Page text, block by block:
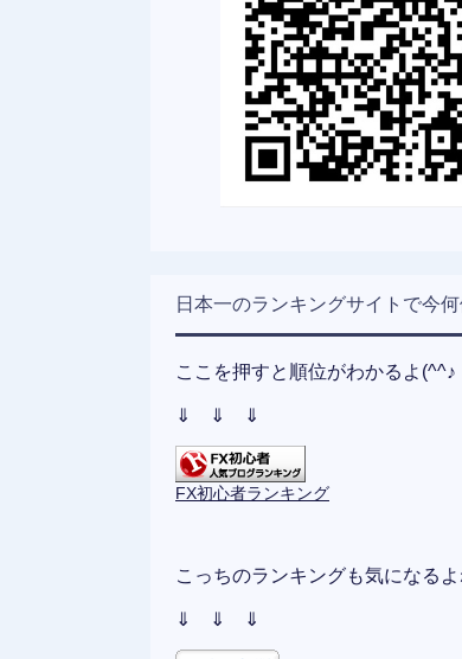
日本一のランキングサイトで今何
ここを押すと順位がわかるよ(^^♪
⇓ ⇓ ⇓
FX初心者ランキング
こっちのランキングも気になるよ
⇓ ⇓ ⇓